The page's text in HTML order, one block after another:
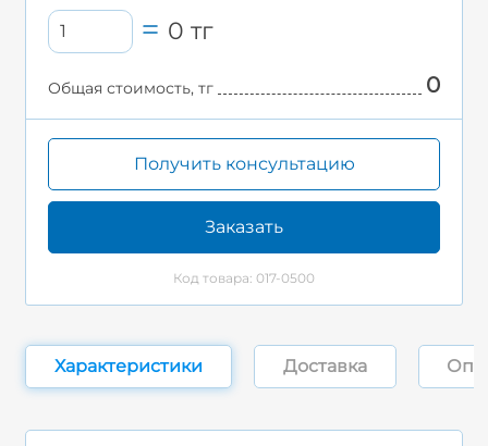
0тг
Общая стоимость, тг 0
Получить консультацию
Заказать
Код товара: 017-0500
Характеристики Доставка